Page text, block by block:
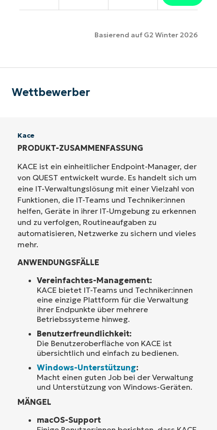
Basierend auf G2 Winter 2026
Wettbewerber
Kace
PRODUKT-ZUSAMMENFASSUNG
KACE ist ein einheitlicher Endpoint-Manager, der
von QUEST entwickelt wurde. Es handelt sich um
eine IT-Verwaltungslösung mit einer Vielzahl von
Funktionen, die IT-Teams und Techniker:innen
helfen, Geräte in ihrer IT-Umgebung zu erkennen
und zu verfolgen, Routineaufgaben zu
automatisieren, Netzwerke zu sichern und vieles
mehr.
ANWENDUNGSFÄLLE
Vereinfachtes-Management:
KACE bietet IT-Teams und Techniker:innen
eine einzige Plattform für die Verwaltung
ihrer Endpunkte über mehrere
Betriebssysteme hinweg.
Benutzerfreundlichkeit:
Die Benutzeroberfläche von KACE ist
übersichtlich und einfach zu bedienen.
Windows-Unterstützung:
Macht einen guten Job bei der Verwaltung
und Unterstützung von Windows-Geräten.
MÄNGEL
macOS-Support